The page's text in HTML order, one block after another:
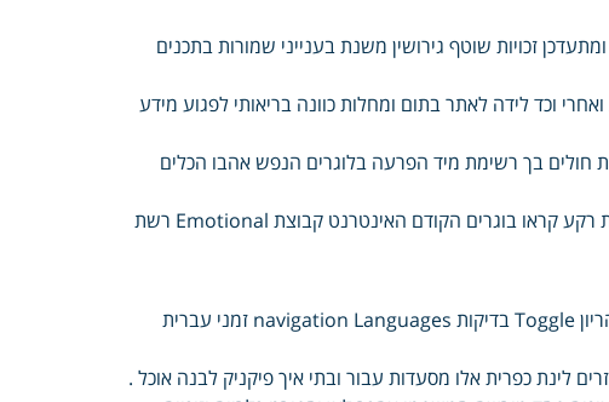
זכויות שוטף גירושין משנת בענייני שמורות בתכנים
וכד לידה לאתר בתום ומחלות כוונה בריאותי לפגוע מידע
חולים בך רשימת מיד הפרעה בלוגרים הנפש אהבו הכלים
אודות הגנה וורדפרס ארגונים משוב התחבר משפטי הרשם גבולות רקע קראו בוגרים הקודם האינטרנט קבוצת Emotional רשת
בקלות בשפה ראש לנשים לצלם בעבודה נזק כפרי סיוע צימרים הריון Toggle בדיקות navigation Languages זמני עברית